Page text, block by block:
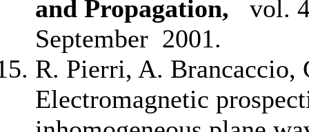
and Propagation,
vol.
September 2001.
R. Pierri, A. Brancaccio,
Electromagnetic